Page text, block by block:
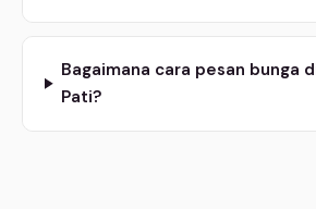
Bagaimana cara pesan bunga
Pati?